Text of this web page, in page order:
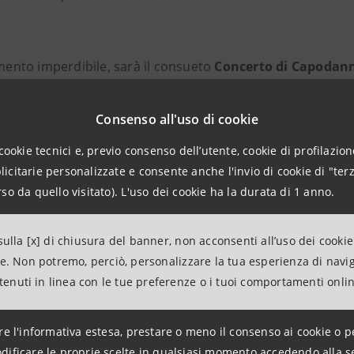
Consenso all'uso di cookie
tecnici e, previo consenso dell’utente, cookie di
personalizzate e consente anche l'invio di cookie di
da quello visitato). L'uso dei cookie ha la durata di 1 anno.
[x] di chiusura del banner, non acconsenti all’uso dei
Non potremo, perciò, personalizzare la tua esperienza di
in linea con le tue preferenze o i tuoi comportamenti
l'informativa estesa, prestare o meno il consenso ai cookie o
imperdibile, sarà il consueto Concerto di
in due parti: un primo momento esclusivamente
di assoluto prestigio e dal Coro del Teatro La Fenice.
con due pagine celeberrime di Giuseppe Verdi, capisaldi
La traviata . Il concerto sarà diretto dal Maestro Daniel
recentemente sostenuto numerose iniziative musicali,
quattro concerti realizzati al Teatro La Fenice e la